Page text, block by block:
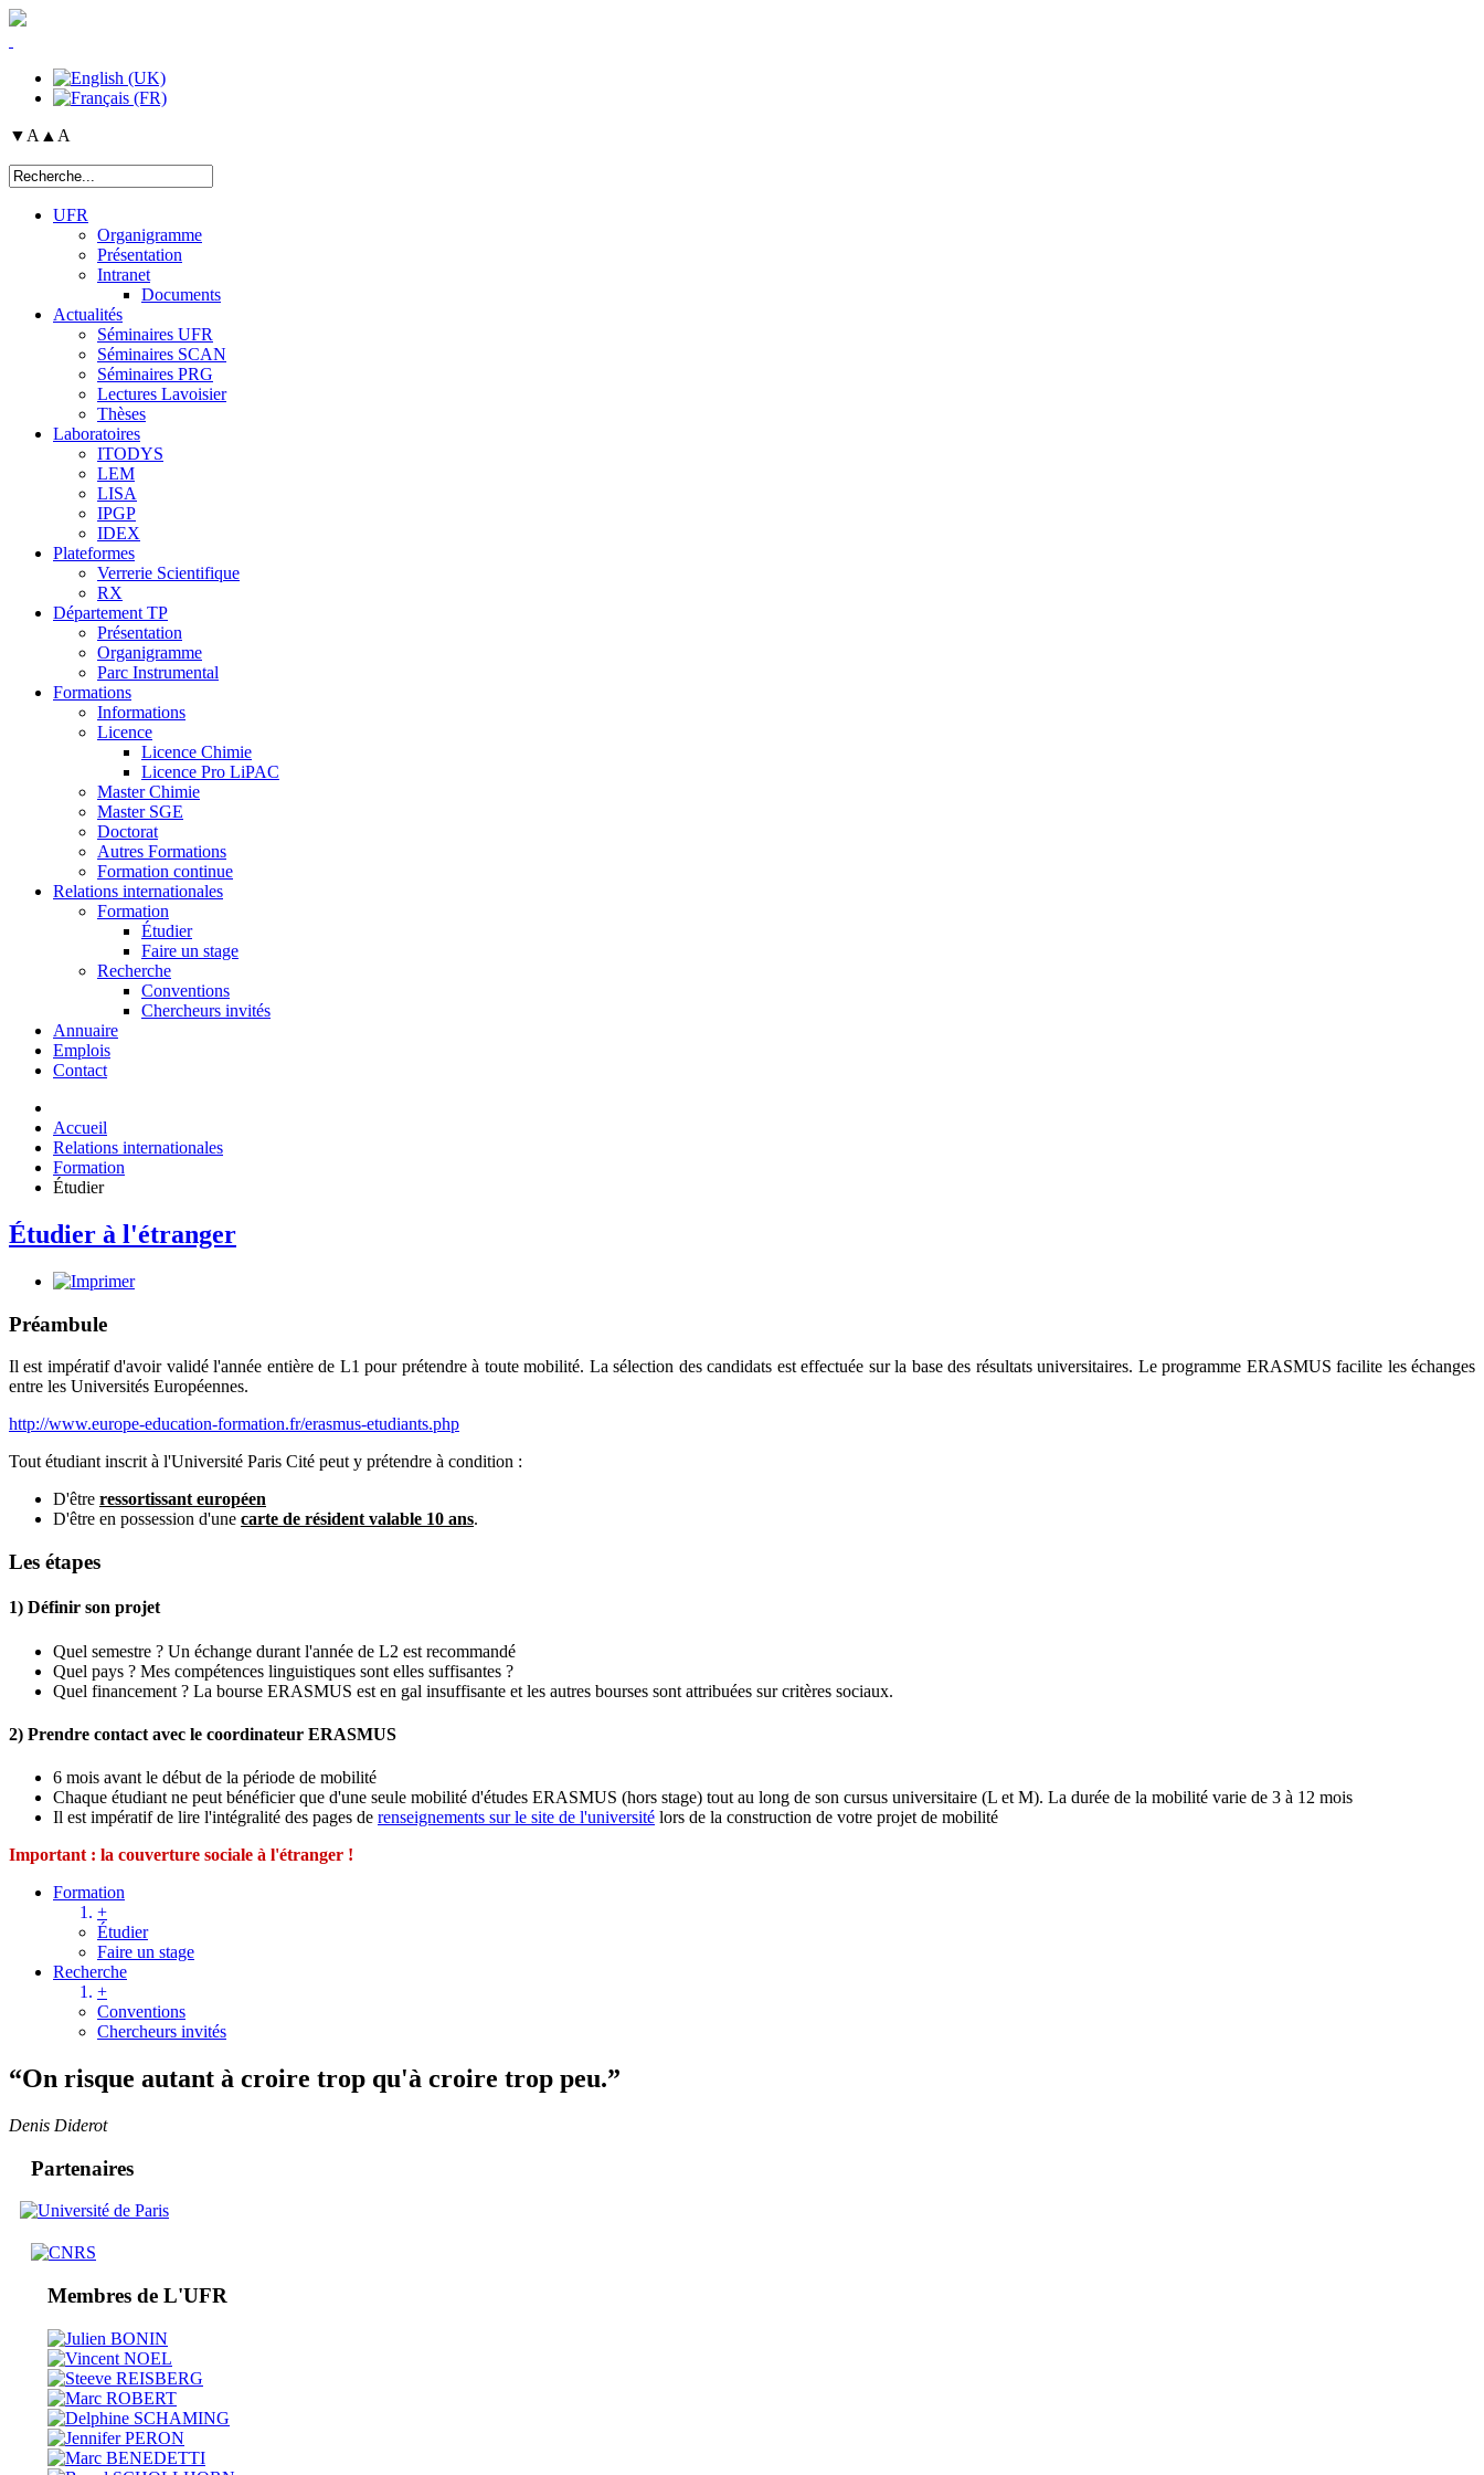
▼A ▲A
UFR
Organigramme
Présentation
Intranet
Documents
Actualités
Séminaires UFR
Séminaires SCAN
Séminaires PRG
Lectures Lavoisier
Thèses
Laboratoires
ITODYS
LEM
LISA
IPGP
IDEX
Plateformes
Verrerie Scientifique
RX
Département TP
Présentation
Organigramme
Parc Instrumental
Formations
Informations
Licence
Licence Chimie
Licence Pro LiPAC
Master Chimie
Master SGE
Doctorat
Autres Formations
Formation continue
Relations internationales
Formation
Étudier
Faire un stage
Recherche
Conventions
Chercheurs invités
Annuaire
Emplois
Contact
Accueil
Relations internationales
Formation
Étudier
Étudier à l'étranger
Préambule
Il est impératif d'avoir validé l'année entière de L1 pour prétendre à toute mobilité. La sélection des candidats est effectuée sur la base des résultats universitaires. Le programme ERASMUS facilite les échanges
entre les Universités Européennes.
http://www.europe-education-formation.fr/erasmus-etudiants.php
Tout étudiant inscrit à l'Université Paris Cité peut y prétendre à condition :
D'être ressortissant européen
D'être en possession d'une carte de résident valable 10 ans.
Les étapes
1) Définir son projet
Quel semestre ? Un échange durant l'année de L2 est recommandé
Quel pays ? Mes compétences linguistiques sont elles suffisantes ?
Quel financement ? La bourse ERASMUS est en gal insuffisante et les autres bourses sont attribuées sur critères sociaux.
2) Prendre contact avec le coordinateur ERASMUS
6 mois avant le début de la période de mobilité
Chaque étudiant ne peut bénéficier que d'une seule mobilité d'études ERASMUS (hors stage) tout au long de son cursus universitaire (L et M). La durée de la mobilité varie de 3 à 12 mois
Il est impératif de lire l'intégralité des pages de renseignements sur le site de l'université lors de la construction de votre projet de mobilité
Important : la couverture sociale à l'étranger !
Formation
+
Étudier
Faire un stage
Recherche
+
Conventions
Chercheurs invités
“On risque autant à croire trop qu'à croire trop peu.”
Denis Diderot
Partenaires
Membres de L'UFR